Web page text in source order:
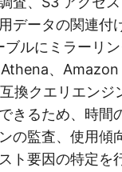
データの関連付
ブルにミラーリ
、
換クエリエンジ
きるため、時間
の監査、使用傾
ト要因の特定を